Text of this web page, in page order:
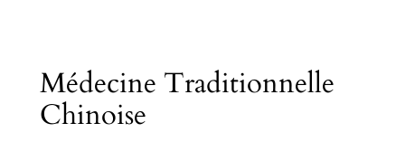
Médecine Traditionnelle
Chinoise